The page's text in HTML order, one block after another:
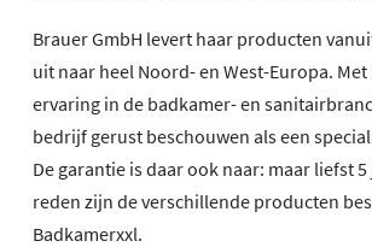
Brauer GmbH levert haar producten
uit naar heel Noord- en West-Europa.
ervaring in de badkamer- en
bedrijf gerust beschouwen als een
De garantie is daar ook naar: maar liefst
reden zijn de verschillende producten
Badkamerxxl.